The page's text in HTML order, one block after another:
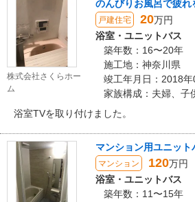
株式会社さくらホー
ム
のんびりお風呂で疲れ
戸建住宅 20万円
浴室・ユニットバス
築年数：16〜20年
施工地：神奈川県
竣工年月日：2018年
家族構成：夫婦、子
浴室TVを取り付けました。
マンション用ユニット
マンション 120万円
浴室・ユニットバス
築年数：11〜15年